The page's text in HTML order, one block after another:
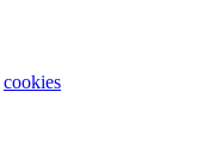
cookies